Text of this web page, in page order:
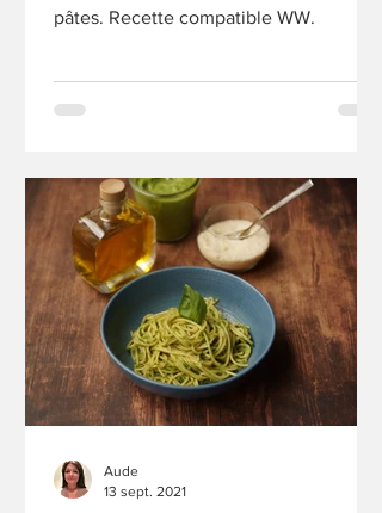
pâtes. Recette compatible WW.
Aude
13 sept. 2021